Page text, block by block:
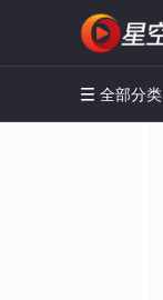
 全部分类